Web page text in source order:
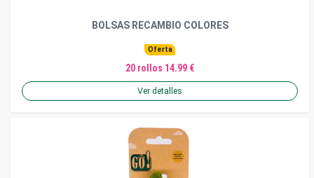
BOLSAS RECAMBIO COLORES
Oferta
20 rollos 14.99 €
Ver detalles